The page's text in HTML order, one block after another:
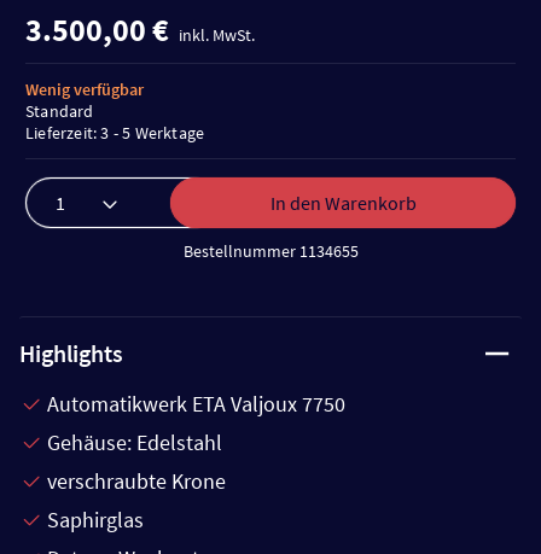
3.500,00 € inkl. MwSt.
In den Warenkorb
Bestellnummer 1134655
Wenig verfügbar
Standard
Lieferzeit: 3 - 5 Werktage
Highlights
Automatikwerk ETA Valjoux 7750
Gehäuse: Edelstahl
verschraubte Krone
Saphirglas